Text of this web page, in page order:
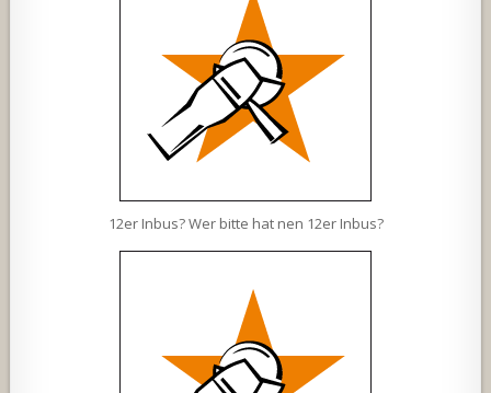
12er Inbus? Wer bitte hat nen 12er Inbus?